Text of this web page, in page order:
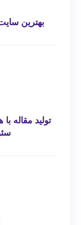
بهترین
تولید مقاله